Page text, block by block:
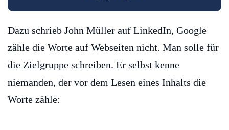
Dazu schrieb John Müller auf LinkedIn, Google
zähle die Worte auf Webseiten nicht. Man solle für
die Zielgruppe schreiben. Er selbst kenne
niemanden, der vor dem Lesen eines Inhalts die
Worte zähle: